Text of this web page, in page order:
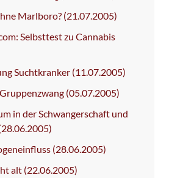
Marlboro? (21.07.2005)
Selbsttest zu Cannabis
Suchtkranker (11.07.2005)
(05.07.2005)
in der Schwangerschaft und
(28.06.2005)
alt (22.06.2005)